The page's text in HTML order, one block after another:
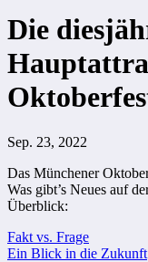
Die
Sep. 23, 2022
Das Münchener
Was gibt’s Neues auf
Überblick:
Fakt vs. Frage
Ein Blick in die Zukunft